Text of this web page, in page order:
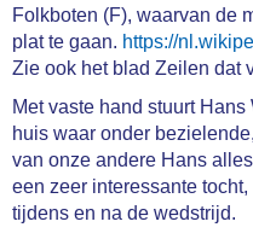
Folkboten (F), waarvan de
plat te gaan. https://
Zie ook het blad Zeilen dat
Met vaste hand stuurt
huis waar onder
van onze andere Hans
een zeer interessante
tijdens en na de wedstrijd.